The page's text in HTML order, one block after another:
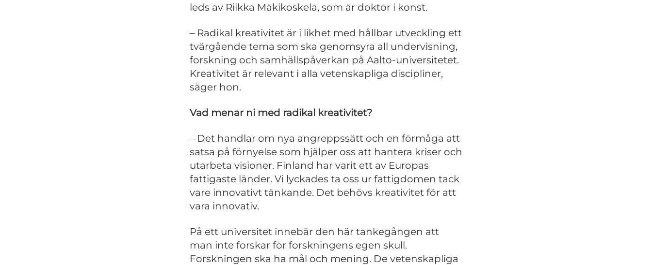
leds av Riikka Mäkikoskela, som är doktor i konst.
– Radikal kreativitet är i likhet med hållbar utveckling ett
tvärgående tema som ska genomsyra all undervisning,
forskning och samhällspåverkan på Aalto-universitetet.
Kreativitet är relevant i alla vetenskapliga discipliner,
säger hon.
Vad menar ni med radikal kreativitet?
– Det handlar om nya angreppssätt och en förmåga att
satsa på förnyelse som hjälper oss att hantera kriser och
utarbeta visioner. Finland har varit ett av Europas
fattigaste länder. Vi lyckades ta oss ur fattigdomen tack
vare innovativt tänkande. Det behövs kreativitet för att
vara innovativ.
På ett universitet innebär den här tankegången att
man inte forskar för forskningens egen skull.
Forskningen ska ha mål och mening. De vetenskapliga